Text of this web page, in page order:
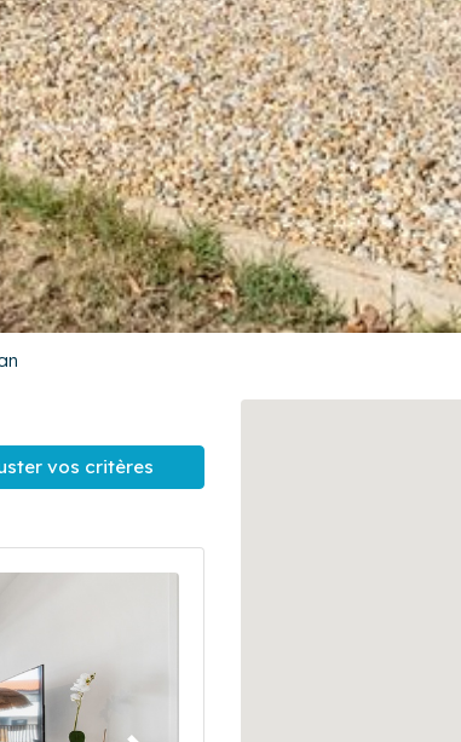
vos critères